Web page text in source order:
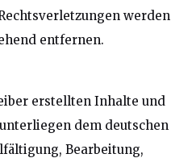
werden
entfernen.
erstellten Inhalte und
dem deutschen
Bearbeitung,